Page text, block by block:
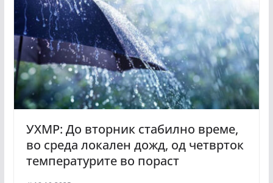
УХМР: До вторник стабилно време,
во среда локален дожд, од четврток
температурите во пораст